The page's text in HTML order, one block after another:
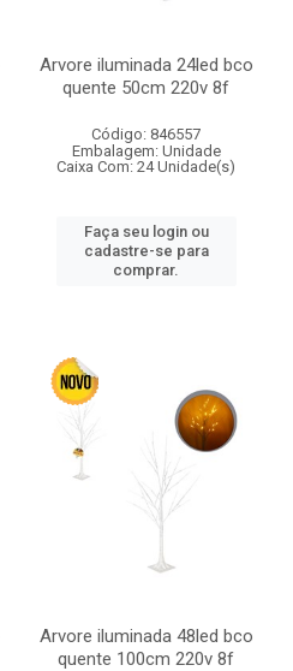
Arvore iluminada 24led bco
quente 50cm 220v 8f
Código: 846557
Embalagem: Unidade
Caixa Com: 24 Unidade(s)
Faça seu login ou
cadastre-se para
comprar.
Arvore iluminada 48led bco
quente 100cm 220v 8f